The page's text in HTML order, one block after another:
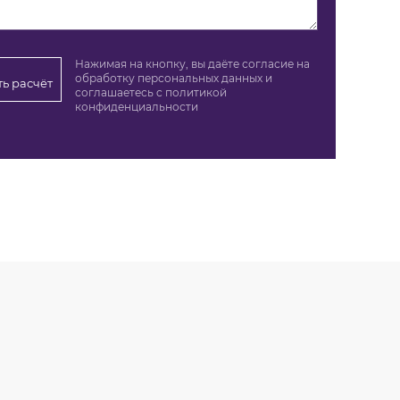
расчёт
Нажимая на кнопку, вы даёте согласие на
обработку персональных данных и
соглашаетесь c политикой
конфиденциальности